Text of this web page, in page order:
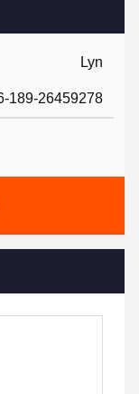
Lyn
189-26459278